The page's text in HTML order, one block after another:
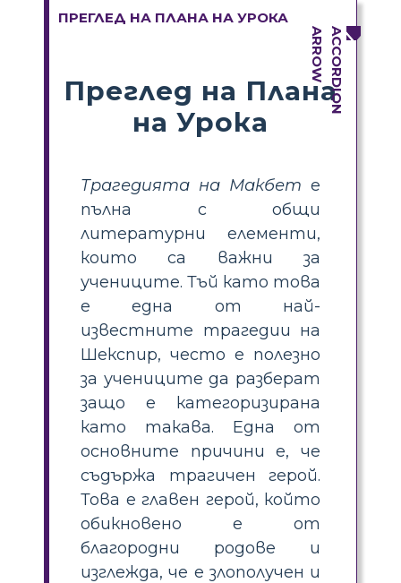
ПРЕГЛЕД НА ПЛАНА НА УРОКА
Преглед на Плана
на Урока
Трагедията на Макбет е
пълна с общи
литературни елементи,
които са важни за
учениците. Тъй като това
е една от най-
известните трагедии на
Шекспир, често е полезно
за учениците да разберат
защо е категоризирана
като такава. Една от
основните причини е, че
съдържа трагичен герой.
Това е главен герой, който
обикновено е от
благородни родове и
изглежда, че е злополучен и